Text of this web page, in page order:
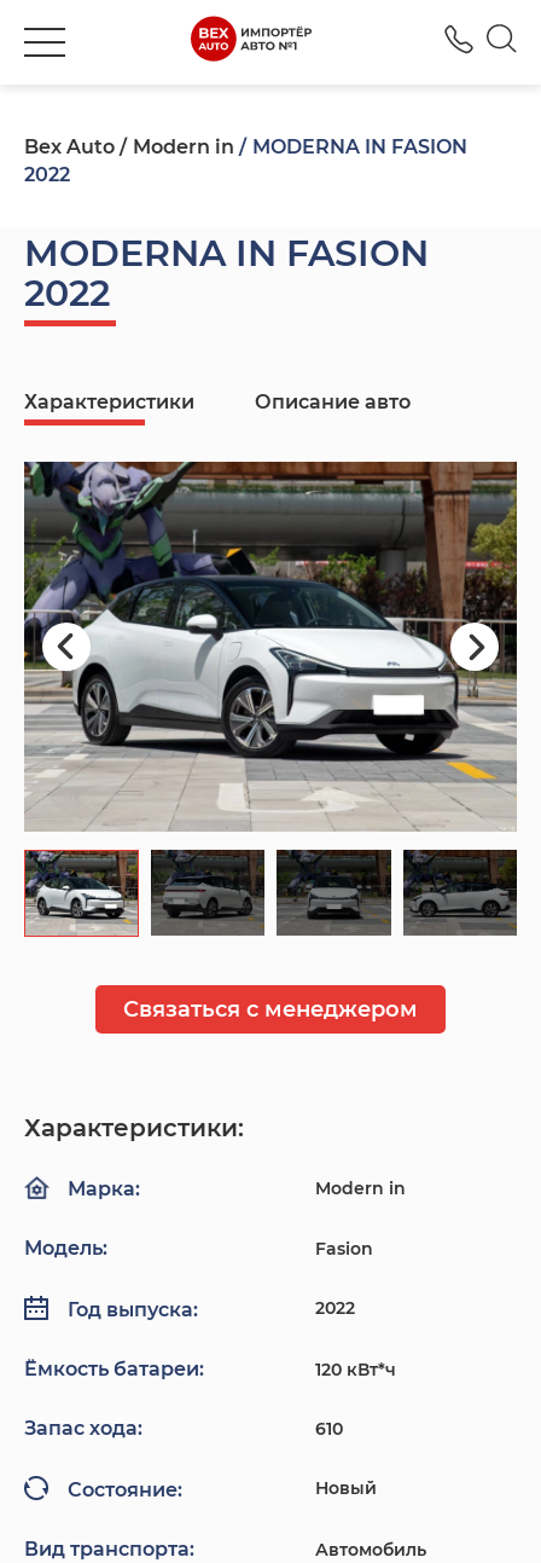
Bex Auto Modern in
MODERNA IN FASION
2022
MODERNA IN FASION
2022
Характеристики Описание авто
Связаться с менеджером
Характеристики:
Марка: Modern in
Модель: Fasion
Год выпуска: 2022
Ёмкость батареи: 120 кВт*ч
Запас хода: 610
Состояние: Новый
Вид транспорта: Автомобиль